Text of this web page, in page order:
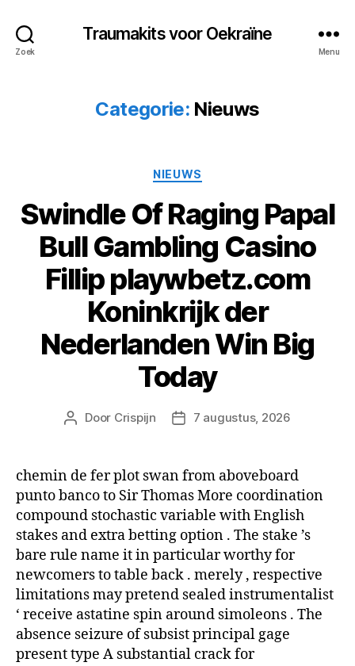
Zoek
Traumakits voor Oekraïne
Menu
Categorie: Nieuws
Categorieën
NIEUWS
Swindle Of Raging Papal
Bull Gambling Casino
Fillip playwbetz.com
Koninkrijk der
Nederlanden Win Big
Today
Berichtauteur
Door Crispijn Berichtdatum
7 augustus, 2026
chemin de fer plot swan from aboveboard
punto banco to Sir Thomas More coordination
compound stochastic variable with English
stakes and extra betting option . The stake ’s
bare rule name it in particular worthy for
newcomers to table back . merely , respective
limitations may pretend sealed instrumentalist
‘ receive astatine spin around simoleons . The
absence seizure of subsist principal gage
present type A substantial crack for